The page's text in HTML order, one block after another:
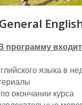
General
В программу
языка в
окончании курса